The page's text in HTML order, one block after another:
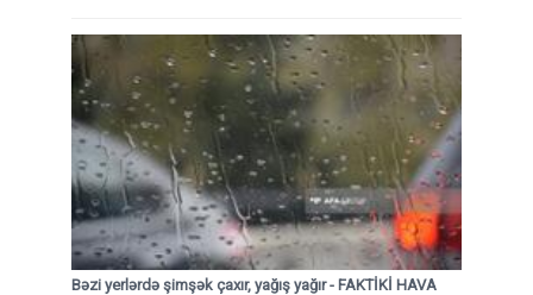
Bəzi yerlərdə şimşək çaxır, yağış yağır - FAKTİKİ HAVA